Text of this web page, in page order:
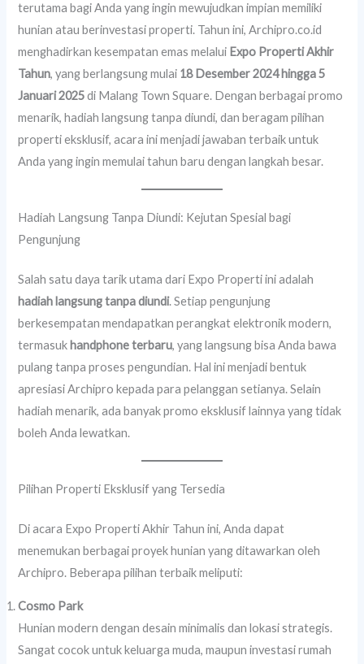
terutama bagi Anda yang ingin mewujudkan impian memiliki
hunian atau berinvestasi properti. Tahun ini, Archipro.co.id
menghadirkan kesempatan emas melalui Expo Properti Akhir
Tahun, yang berlangsung mulai 18 Desember 2024 hingga 5
Januari 2025di Malang Town Square. Dengan berbagai promo
menarik, hadiah langsung tanpa diundi, dan beragam pilihan
properti eksklusif, acara ini menjadi jawaban terbaik untuk
Anda yang ingin memulai tahun baru dengan langkah besar.
Hadiah Langsung Tanpa Diundi: Kejutan Spesial bagi
Pengunjung
Salah satu daya tarik utama dari Expo Properti ini adalah
hadiah langsung tanpa diundi. Setiap pengunjung
berkesempatan mendapatkan perangkat elektronik modern,
termasuk handphone terbaru, yang langsung bisa Anda bawa
pulang tanpa proses pengundian. Hal ini menjadi bentuk
apresiasi Archipro kepada para pelanggan setianya. Selain
hadiah menarik, ada banyak promo eksklusif lainnya yang tidak
boleh Anda lewatkan.
Pilihan Properti Eksklusif yang Tersedia
Di acara Expo Properti Akhir Tahun ini, Anda dapat
menemukan berbagai proyek hunian yang ditawarkan oleh
Archipro. Beberapa pilihan terbaik meliputi:
Cosmo Park
Hunian modern dengan desain minimalis dan lokasi strategis.
Sangat cocok untuk keluarga muda, maupun investasi rumah